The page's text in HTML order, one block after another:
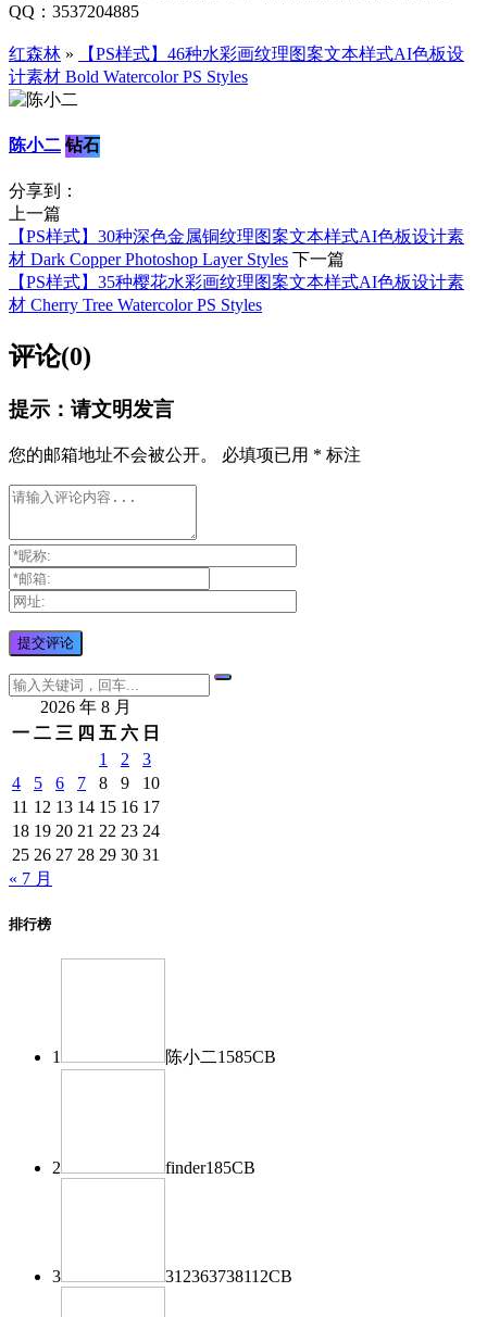
QQ：3537204885
红森林 »
【PS样式】46种水彩画纹理图案文本样式AI色板设
计素材 Bold Watercolor PS Styles
陈小二 钻石
分享到：
上一篇
【PS样式】30种深色金属铜纹理图案文本样式AI色板设计素
材 Dark Copper Photoshop Layer Styles 下一篇
【PS样式】35种樱花水彩画纹理图案文本样式AI色板设计素
材 Cherry Tree Watercolor PS Styles
评论(0)
提示：请文明发言
您的邮箱地址不会被公开。 必填项已用 * 标注
2026 年 8 月
一 二 三 四 五 六 日
1
2
3
4
5 6 7 8 9
10
11 12 13 14 15 16 17
18 19 20 21 22 23 24
25 26 27 28 29 30 31
« 7 月
排行榜
1 陈小二1585CB
2 finder185CB
3 312363738112CB